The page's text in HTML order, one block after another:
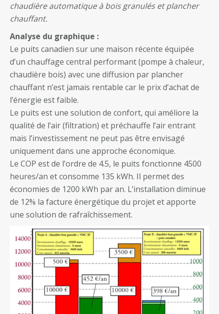
chaudière automatique à bois granulés et plancher
chauffant.
Analyse du graphique :
Le puits canadien sur une maison récente équipée
d’un chauffage central performant (pompe à chaleur,
chaudière bois) avec une diffusion par plancher
chauffant n’est jamais rentable car le prix d’achat de
l’énergie est faible.
Le puits est une solution de confort, qui améliore la
qualité de l’air (filtration) et préchauffe l’air entrant
mais l’investissement ne peut pas être envisagé
uniquement dans une approche économique.
Le COP est de l’ordre de 4.5, le puits fonctionne 4500
heures/an et consomme 135 kWh. Il permet des
économies de 1200 kWh par an. L’installation diminue
de 12% la facture énergétique du projet et apporte
une solution de rafraîchissement.